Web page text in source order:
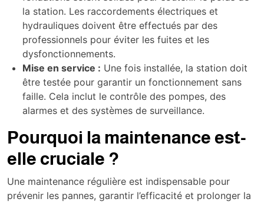
la station. Les raccordements électriques et
hydrauliques doivent être effectués par des
professionnels pour éviter les fuites et les
dysfonctionnements.
Mise en service : Une fois installée, la station doit
être testée pour garantir un fonctionnement sans
faille. Cela inclut le contrôle des pompes, des
alarmes et des systèmes de surveillance.
Pourquoi la maintenance est-
elle cruciale ?
Une maintenance régulière est indispensable pour
prévenir les pannes, garantir l’efficacité et prolonger la